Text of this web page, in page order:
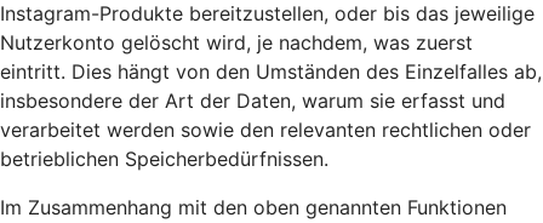
Instagram-Produkte bereitzustellen, oder bis das jeweilige
Nutzerkonto gelöscht wird, je nachdem, was zuerst
eintritt. Dies hängt von den Umständen des Einzelfalles ab,
insbesondere der Art der Daten, warum sie erfasst und
verarbeitet werden sowie den relevanten rechtlichen oder
betrieblichen Speicherbedürfnissen.
Im Zusammenhang mit den oben genannten Funktionen